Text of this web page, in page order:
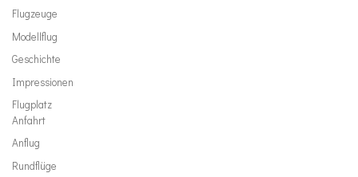
Flugzeuge
Modellflug
Geschichte
Impressionen
Flugplatz
Anfahrt
Anflug
Rundflüge